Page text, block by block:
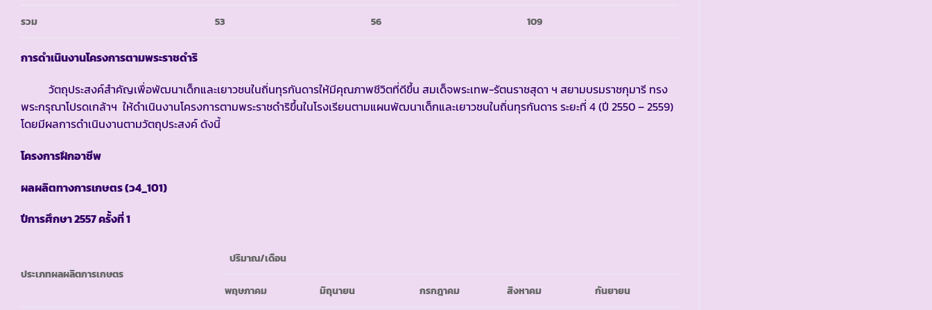
รวม 53 56 109
การดำเนินงานโครงการตามพระราชดำริ
วัตถุประสงค์สำคัญเพื่อพัฒนาเด็กและเยาวชนในถิ่นทุรกันดารให้มีคุณภาพชีวิตที่ดีขึ้น สมเด็จพระเทพ-รัตนราชสุดา ฯ สยามบรมราชกุมารี ทรง
พระกรุณาโปรดเกล้าฯ ให้ดำเนินงานโครงการตามพระราชดำริขึ้นในโรงเรียนตามแผนพัฒนาเด็กและเยาวชนในถิ่นทุรกันดาร ระยะที่ 4 (ปี 2550 – 2559)
โดยมีผลการดำเนินงานตามวัตถุประสงค์ ดังนี้
โครงการฝึกอาชีพ
ผลผลิตทางการเกษตร(ว4_101)
ปีการศึกษา2557 ครั้งที่ 1
ประเภทผลผลิตการเกษตร
ปริมาณ/เดือน
พฤษภาคม มิถุนายน กรกฎาคม สิงหาคม กันยายน